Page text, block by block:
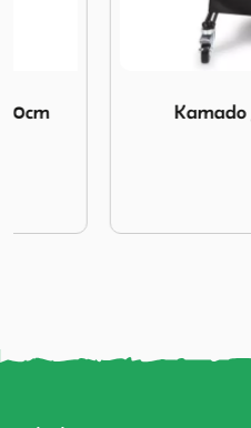
Kamado Joe Big